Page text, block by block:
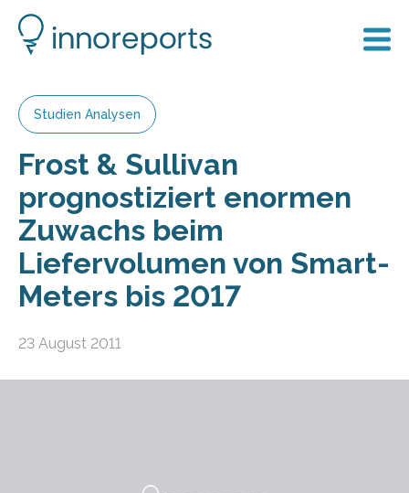
Studien Analysen
Frost & Sullivan
prognostiziert enormen
Zuwachs beim
Liefervolumen von Smart-
Meters bis 2017
23 August 2011